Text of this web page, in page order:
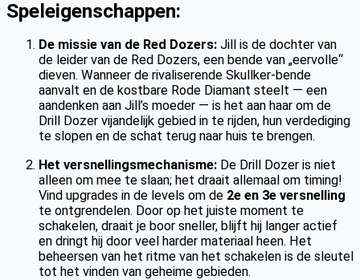
Speleigenschappen:
De missie van de Red Dozers: Jill is de dochter van
de leider van de Red Dozers, een bende van „eervolle“
dieven. Wanneer de rivaliserende Skullker-bende
aanvalt en de kostbare Rode Diamant steelt — een
aandenken aan Jill’s moeder — is het aan haar om de
Drill Dozer vijandelijk gebied in te rijden, hun verdediging
te slopen en de schat terug naar huis te brengen.
Het versnellingsmechanisme: De Drill Dozer is niet
alleen om mee te slaan; het draait allemaal om timing!
Vind upgrades in de levels om de 2e en 3e versnelling
te ontgrendelen. Door op het juiste moment te
schakelen, draait je boor sneller, blijft hij langer actief
en dringt hij door veel harder materiaal heen. Het
beheersen van het ritme van het schakelen is de sleutel
tot het vinden van geheime gebieden.